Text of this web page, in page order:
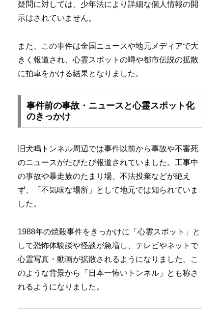
疑問に対しては、少年法により詳細な個人情報の開
示はされていません。
また、この事件は全国ニュースや地元メディアで大
きく報道され、心霊スポットの噂や都市伝説の拡散
に拍車をかける結果となりました。
事件前の事故・ニュースと心霊スポット化
のきっかけ
旧犬鳴トンネル周辺では事件以前から事故や不審死
のニュースがたびたび報道されていました。工事中
の事故や暴走族のたまり場、不法投棄などが絶え
ず、「不気味な場所」として地元では知られていま
した。
1988年の焼殺事件をきっかけに「心霊スポット」と
して恐怖体験談や怪談が急増し、テレビやネットで
心霊写真・動画が拡散されるようになりました。こ
のような背景から「日本一怖いトンネル」とも称さ
れるようになりました。